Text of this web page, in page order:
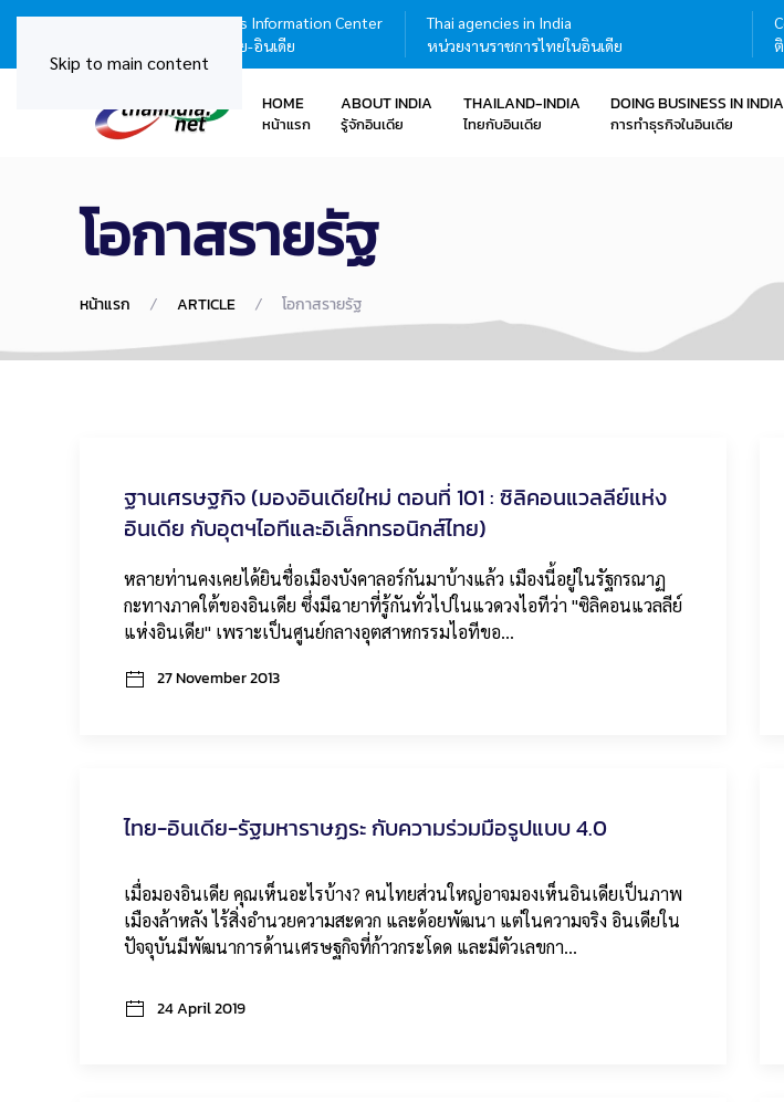
Skip to main content
Thailand - India Business Information Center
ศูนย์บริการข้อมูลธุรกิจไทย-อินเดีย
Thai agencies in India
หน่วยงานราชการไทยในอินเดีย
HOME
หน้าแรก
ABOUT INDIA
รู้จักอินเดีย
THAILAND-INDIA
ไทยกับอินเดีย
DOING BUSINESS IN INDIA
การทำธุรกิจในอินเดีย
โอกาสรายรัฐ
หน้าแรก ARTICLE โอกาสรายรัฐ
ฐานเศรษฐกิจ (มองอินเดียใหม่ ตอนที่ 101 : ซิลิคอนแวลลีย์แห่ง
อินเดีย กับอุตฯไอทีและอิเล็กทรอนิกส์ไทย)
หลายท่านคงเคยได้ยินชื่อเมืองบังคาลอร์กันมาบ้างแล้ว เมืองนี้อยู่ในรัฐกรณาฏ
กะทางภาคใต้ของอินเดีย ซึ่งมีฉายาที่รู้กันทั่วไปในแวดวงไอทีว่า "ซิลิคอนแวลลีย์
แห่งอินเดีย" เพราะเป็นศูนย์กลางอุตสาหกรรมไอทีขอ…
27 November 2013
ไทย-อินเดีย-รัฐมหาราษฏระ กับความร่วมมือรูปแบบ 4.0
เมื่อมองอินเดีย คุณเห็นอะไรบ้าง? คนไทยส่วนใหญ่อาจมองเห็นอินเดียเป็นภาพ
เมืองล้าหลัง ไร้สิ่งอำนวยความสะดวก และด้อยพัฒนา แต่ในความจริง อินเดียใน
ปัจจุบันมีพัฒนาการด้านเศรษฐกิจที่ก้าวกระโดด และมีตัวเลขกา…
24 April 2019